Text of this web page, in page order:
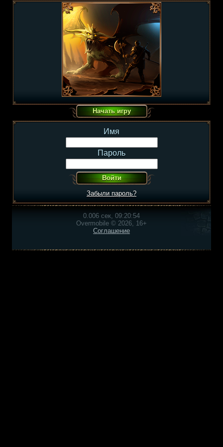
Имя
Пароль
Забыли пароль?
0.006 сек, 09:20:54
Overmobile © 2026, 16+
Соглашение